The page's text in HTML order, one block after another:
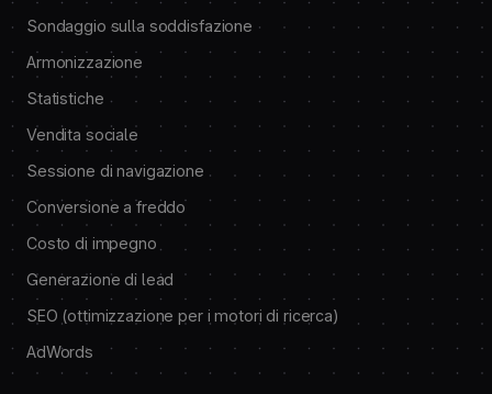
Sondaggio sulla soddisfazione
Armonizzazione
Statistiche
Vendita sociale
Sessione di navigazione
Conversione a freddo
Costo di impegno
Generazione di lead
SEO (ottimizzazione per i motori di ricerca)
AdWords